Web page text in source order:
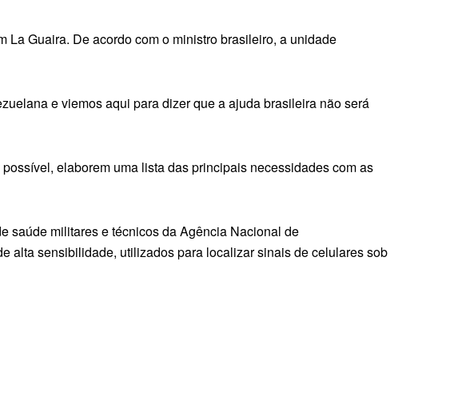
Guaira. De acordo com o ministro brasileiro, a unidade
e viemos aqui para dizer que a ajuda brasileira não será
elaborem uma lista das principais necessidades com as
saúde militares e técnicos da Agência Nacional de
alta sensibilidade, utilizados para localizar sinais de celulares sob